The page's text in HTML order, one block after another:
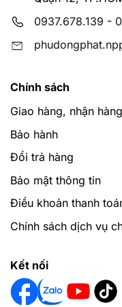
0937.678.139 -
Chính sách
Giao hàng, nhận hàng
Bảo hành
Đổi trả hàng
Bảo mật thông tin
Điều khoản thanh
Chính sách dịch vụ
Kết nối